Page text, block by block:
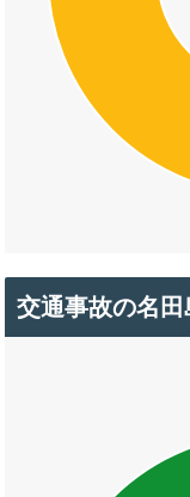
交通事故の名